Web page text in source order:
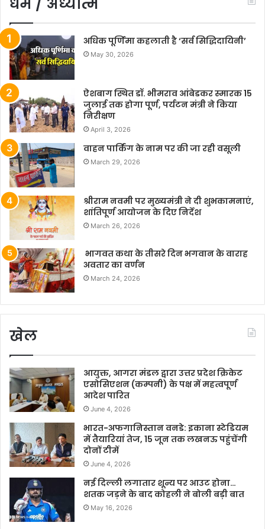
धर्म / अध्यात्म
अधिक पूर्णिमा कहलाती है ‘सर्व सिद्धिदायिनी’
May 30, 2026
ऐशबाग स्थित डॉ. भीमराव आंबेडकर स्मारक 15
जुलाई तक होगा पूर्ण, पर्यटन मंत्री ने किया
निरीक्षण
April 3, 2026
वाहन पार्किंग के नाम पर की जा रही वसूली
March 29, 2026
श्रीराम नवमी पर मुख्यमंत्री ने दी शुभकामनाएं,
शांतिपूर्ण आयोजन के दिए निर्देश
March 26, 2026
भागवत कथा के तीसरे दिन भगवान के वाराह
अवतार का वर्णन
March 24, 2026
खेल
आयुक्त, आगरा मंडल द्वारा उत्तर प्रदेश क्रिकेट
एसोसिएशन (कम्पनी) के पक्ष में महत्वपूर्ण
आदेश पारित
June 4, 2026
भारत-अफगानिस्तान वनडे: इकाना स्टेडियम
में तैयारियां तेज, 15 जून तक लखनऊ पहुंचेंगी
दोनों टीमें
June 4, 2026
नई दिल्ली लगातार शून्य पर आउट होना…
शतक जड़ने के बाद कोहली ने बोली बड़ी बात
May 16, 2026